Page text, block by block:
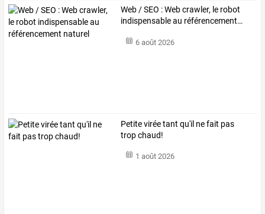
Web /SEO :Webcrawler, le robot
indispensableau référencement…
6 août 2026
Petite virée tant qu'il ne fait pas
trop chaud!
1 août 2026